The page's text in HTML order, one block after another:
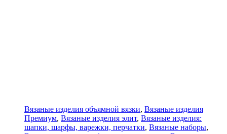
Вязаные изделия объямной вязки, Вязаные изделия
Премиум, Вязаные изделия элит, Вязаные изделия:
шапки, шарфы, варежки, перчатки, Вязаные наборы,